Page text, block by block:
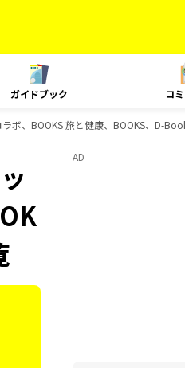
ガイドブック コ
ボ、BOOKS 旅と健康、BOOKS、D-
AD